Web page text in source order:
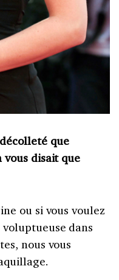
que
vous disait que
ou si vous voulez
dans
nous vous